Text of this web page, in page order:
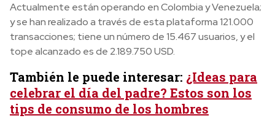
Actualmente están operando en Colombia y Venezuela;
y se han realizado a través de esta plataforma 121.000
transacciones; tiene un número de 15.467 usuarios, y el
tope alcanzado es de 2.189.750 USD.
También le puede interesar: ¿Ideas para
celebrar el día del padre? Estos son los
tips de consumo de los hombres